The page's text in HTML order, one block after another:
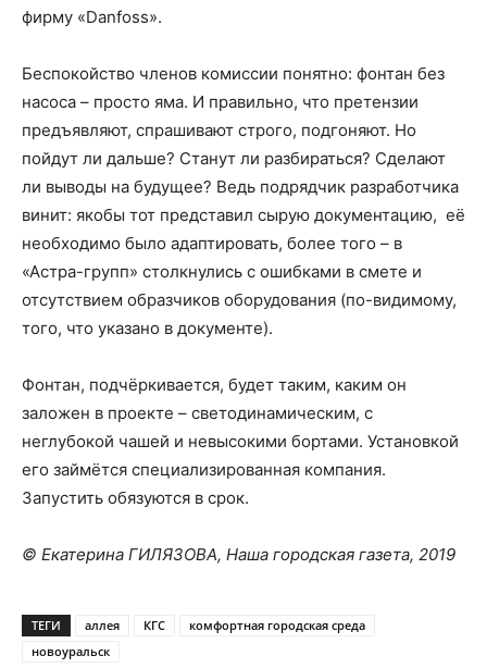
фирму «Danfoss».
Беспокойство членов комиссии понятно: фонтан без
насоса – просто яма. И правильно, что претензии
предъявляют, спрашивают строго, подгоняют. Но
пойдут ли дальше? Станут ли разбираться? Сделают
ли выводы на будущее? Ведь подрядчик разработчика
винит: якобы тот представил сырую документацию, её
необходимо было адаптировать, более того – в
«Астра-групп» столкнулись с ошибками в смете и
отсутствием образчиков оборудования (по-видимому,
того, что указано в документе).
Фонтан, подчёркивается, будет таким, каким он
заложен в проекте – светодинамическим, с
неглубокой чашей и невысокими бортами. Установкой
его займётся специализированная компания.
Запустить обязуются в срок.
© Екатерина ГИЛЯЗОВА, Наша городская газета, 2019
ТЕГИ аллея КГС
комфортная городская среда
новоуральск